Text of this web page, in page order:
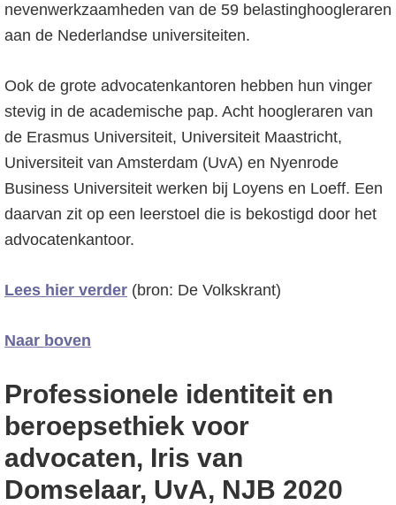
nevenwerkzaamheden van de 59 belastinghoogleraren
aan de Nederlandse universiteiten.
Ook de grote advocatenkantoren hebben hun vinger
stevig in de academische pap. Acht hoogleraren van
de Erasmus Universiteit, Universiteit Maastricht,
Universiteit van Amsterdam (UvA) en Nyenrode
Business Universiteit werken bij Loyens en Loeff. Een
daarvan zit op een leerstoel die is bekostigd door het
advocatenkantoor.
Lees hier verder (bron: De Volkskrant)
Naar boven
Professionele identiteit en
beroepsethiek voor
advocaten, Iris van
Domselaar, UvA, NJB 2020